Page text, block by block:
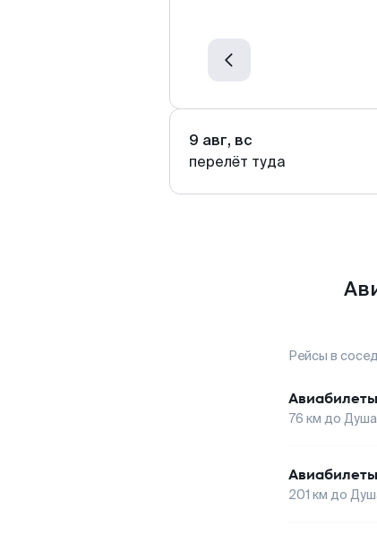
9 авг, вс
перелёт туда
Рейсы в
Авиабилеты
76 км до
Авиабилеты
201 км до